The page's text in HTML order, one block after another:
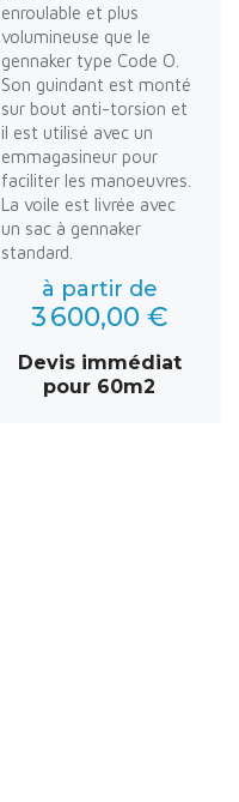
enroulable et plus
volumineuse que le
gennaker type Code O.
Son guindant est monté
sur bout anti-torsion et
il est utilisé avec un
emmagasineur pour
faciliter les manoeuvres.
La voile est livrée avec
un sac à gennaker
standard.
à partir de
3 600,00 €
Devis immédiat
pour 60m2